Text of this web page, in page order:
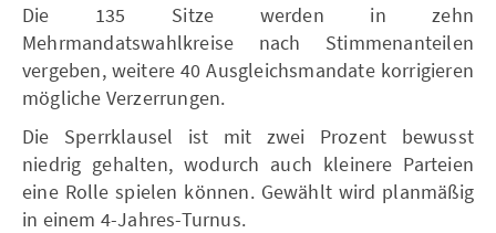
Die 135 Sitze werden in zehn
Mehrmandatswahlkreise nach Stimmenanteilen
vergeben, weitere 40 Ausgleichsmandate korrigieren
mögliche Verzerrungen.
Die Sperrklausel ist mit zwei Prozent bewusst
niedrig gehalten, wodurch auch kleinere Parteien
eine Rolle spielen können. Gewählt wird planmäßig
in einem 4-Jahres-Turnus.